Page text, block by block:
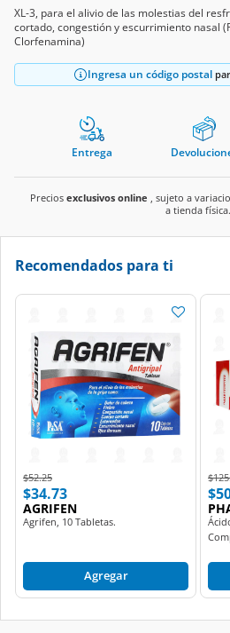
XL-3, para el alivio de las molestias del
cortado, congestión y escurrimiento nasal
Clorfenamina)
Ingresa un código postal
Entrega
Precios exclusivos online , sujeto a
a tienda física.
Recomendados para ti
Price reduced from
$52.25to
$34.73
AGRIFEN
Agrifen, 10 Tabletas.
Agregar